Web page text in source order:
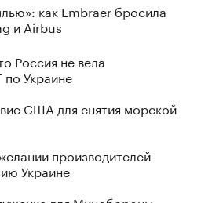
как Embraer бросила
и Airbus
Россия не вела
Украине
США для снятия морской
производителей
Украине